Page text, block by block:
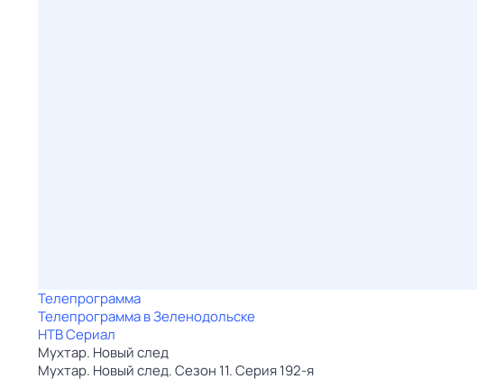
Телепрограмма
Телепрограмма в Зеленодольске
НТВ Сериал
Мухтар. Новый след
Мухтар. Новый след. Сезон 11. Серия 192-я